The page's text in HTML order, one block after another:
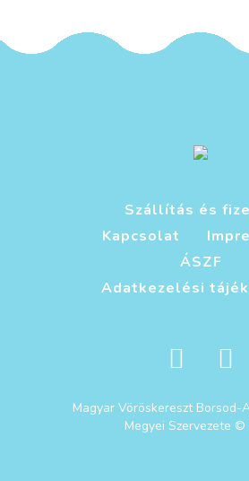
Szállítás és
Kapcsolat
ÁSZF
Adatkezelési
Magyar Vöröskereszt Borsod-
Megyei Szervezete ©